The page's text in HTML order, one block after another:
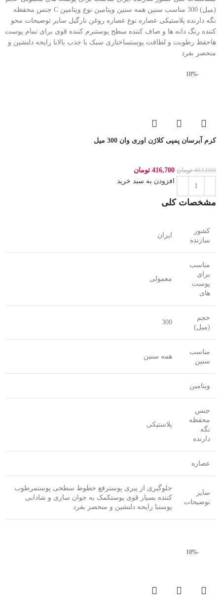
(میل) 300 مناسب سنین همه سنین ویتامین نوع ویتامین C جنس محفظه
نگه دارنده پلاستیکی عصاره نوع عصاره روغن نارگیل سایر توضیحات محو
کننده رنگ دانه ها و صاف کننده سطح پوستنرم کننده قوی برای تمام پوست
هاحفظ رطوبت و لطافت پوستساختاری سبک با جذب بالابا رایحه دلنشین و
منحصر بفرد
-10%
کرم آبرسان پمپی کلاژن اوری وان 300 میل
463,000 تومان 416,700 تومان
افزودن به سبد خرید
مشخصات کلی
کشور
سازنده
ایران
مناسب
برای
پوست
های
معمولی
حجم
(میل)
300
مناسب
سنین
همه سنین
ویتامین
جنس
محفظه
نگه
دارنده
پلاستیکی
عصاره
سایر
توضیحات
جلوگیری از پیری پوسترفع خطوط سطحی پوستمرطوب
کننده بسیار قوی پوستکمک به جوان سازی و شادابی
پوستبا رایحه دلنشین و منحصر بفرد
-10%